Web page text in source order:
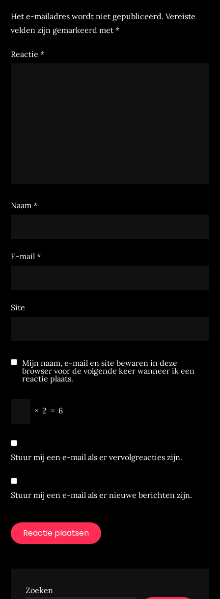
Het e-mailadres wordt niet gepubliceerd. Vereiste
velden zijn gemarkeerd met*
Reactie*
Naam*
E-mail*
Site
Mijn naam, e-mail en site bewaren in deze
browser voor de volgende keer wanneer ik een
reactie plaats.
× 2 = 6
Stuur mij een e-mail als er vervolgreacties zijn.
Stuur mij een e-mail als er nieuwe berichten zijn.
Zoeken